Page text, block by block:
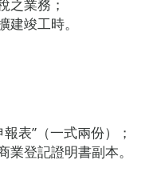
之業務；
竣工時。
表”（一式兩份）；
登記證明書副本。